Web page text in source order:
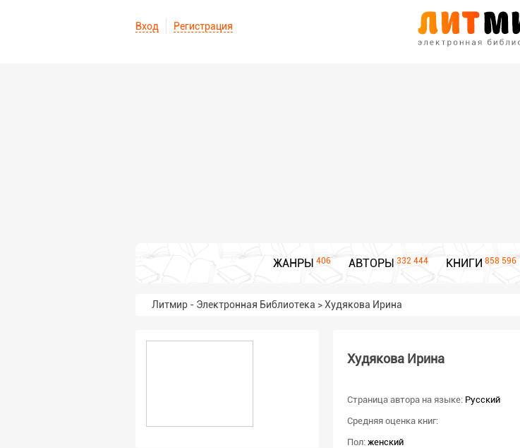
Вход Регистрация
ЖАНРЫ 406 АВТОРЫ 332 444 КНИГИ 858 596
Литмир - Электронная Библиотека >Худякова Ирина
Худякова Ирина
Страница автора на языке: Русский
Средняя оценка книг:
Пол: женский